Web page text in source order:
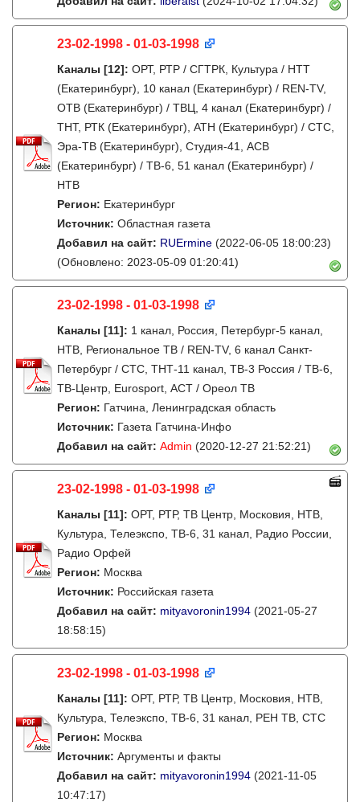
23-02-1998 - 01-03-1998
Каналы [12]: ОРТ, РТР / СГТРК, Культура / НТТ
(Екатеринбург), 10 канал (Екатеринбург) / REN-TV,
ОТВ (Екатеринбург) / ТВЦ, 4 канал (Екатеринбург) /
ТНТ, РТК (Екатеринбург), АТН (Екатеринбург) / СТС,
Эра-ТВ (Екатеринбург), Студия-41, АСВ
(Екатеринбург) / ТВ-6, 51 канал (Екатеринбург) /
НТВ
Регион: Екатеринбург
Источник: Областная газета
Добавил на сайт: RUErmine (2022-06-05 18:00:23)
(Обновлено: 2023-05-09 01:20:41)
23-02-1998 - 01-03-1998
Каналы [11]: 1 канал, Россия, Петербург-5 канал,
НТВ, Региональное ТВ / REN-TV, 6 канал Санкт-
Петербург / СТС, ТНТ-11 канал, ТВ-3 Россия / ТВ-6,
ТВ-Центр, Eurosport, АСТ / Ореол ТВ
Регион: Гатчина, Ленинградская область
Источник: Газета Гатчина-Инфо
Добавил на сайт: Admin (2020-12-27 21:52:21)
23-02-1998 - 01-03-1998
Каналы [11]: ОРТ, РТР, ТВ Центр, Московия, НТВ,
Культура, Телеэкспо, ТВ-6, 31 канал, Радио России,
Радио Орфей
Регион: Москва
Источник: Российская газета
Добавил на сайт: mityavoronin1994 (2021-05-27
18:58:15)
23-02-1998 - 01-03-1998
Каналы [11]: ОРТ, РТР, ТВ Центр, Московия, НТВ,
Культура, Телеэкспо, ТВ-6, 31 канал, РЕН ТВ, СТС
Регион: Москва
Источник: Аргументы и факты
Добавил на сайт: mityavoronin1994 (2021-11-05
10:47:17)